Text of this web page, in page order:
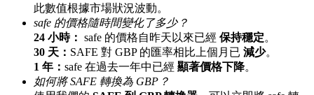
邀请好友
此數值根據市場狀況波動。
safe 的價格隨時間變化了多少？
24 小時： safe 的價格自昨天以來已經 保持穩定。
30 天： SAFE 對 GBP 的匯率相比上個月已 減少。
1 年： safe 在過去一年中已經 顯著價格下降。
如何將 SAFE 轉換為 GBP？